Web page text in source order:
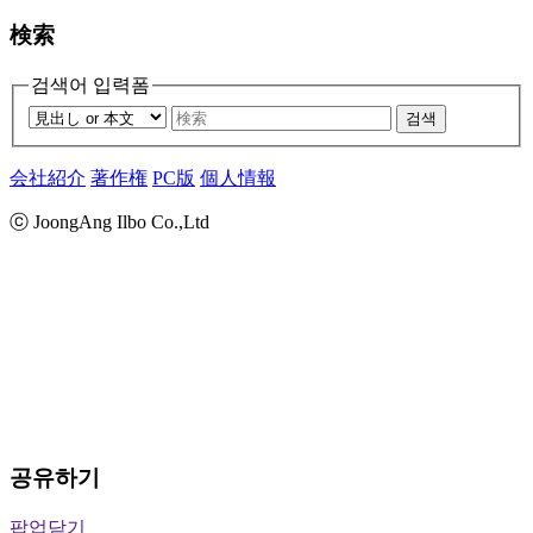
検索
검색어 입력폼
검색
会社紹介 著作権 PC版 個人情報
ⓒ JoongAng Ilbo Co.,Ltd
공유하기
팝업닫기